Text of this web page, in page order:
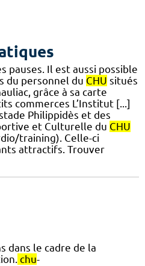
pauses. Il est aussi possible
du personnel du CHU situés
grâce à sa carte
commerces L’Institut [...]
Philippidès et des
et Culturelle du CHU
training). Celle-ci
attractifs. Trouver
dans le cadre de la
chu-